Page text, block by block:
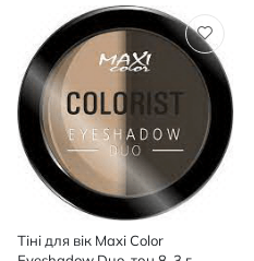
Тіні для вік Maxi Color